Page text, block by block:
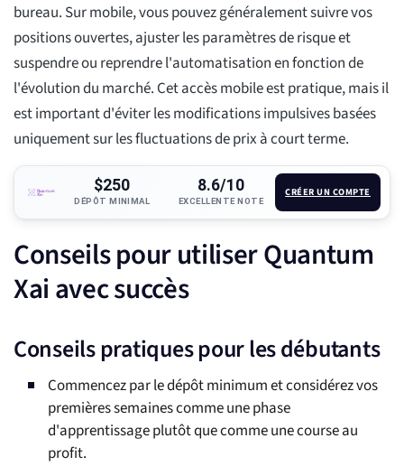
bureau. Sur mobile, vous pouvez généralement suivre vos
positions ouvertes, ajuster les paramètres de risque et
suspendre ou reprendre l'automatisation en fonction de
l'évolution du marché. Cet accès mobile est pratique, mais il
est important d'éviter les modifications impulsives basées
uniquement sur les fluctuations de prix à court terme.
$250
DÉPÔT MINIMAL
8.6/10
EXCELLENTE NOTE
CRÉER UN COMPTE
Conseils pour utiliser Quantum
Xai avec succès
Conseils pratiques pour les débutants
Commencez par le dépôt minimum et considérez vos
premières semaines comme une phase
d'apprentissage plutôt que comme une course au
profit.